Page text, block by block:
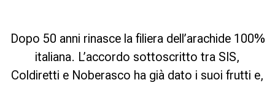
Dopo 50 anni rinasce la filiera dell’arachide 100%
italiana. L’accordo sottoscritto tra SIS,
Coldiretti e Noberasco ha già dato i suoi frutti e,